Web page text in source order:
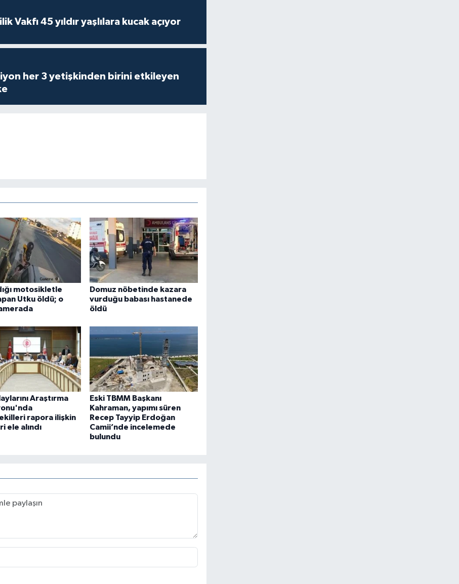
Vakfı 45 yıldır yaşlılara kucak açıyor
her 3 yetişkinden birini etkileyen
motosikletle
Utku öldü; o
Domuz nöbetinde kazara
vurduğu babası hastanede
öldü
Araştırma
rapora ilişkin
ele alındı
Eski TBMM Başkanı
Kahraman, yapımı süren
Recep Tayyip Erdoğan
Camii’nde incelemede
bulundu